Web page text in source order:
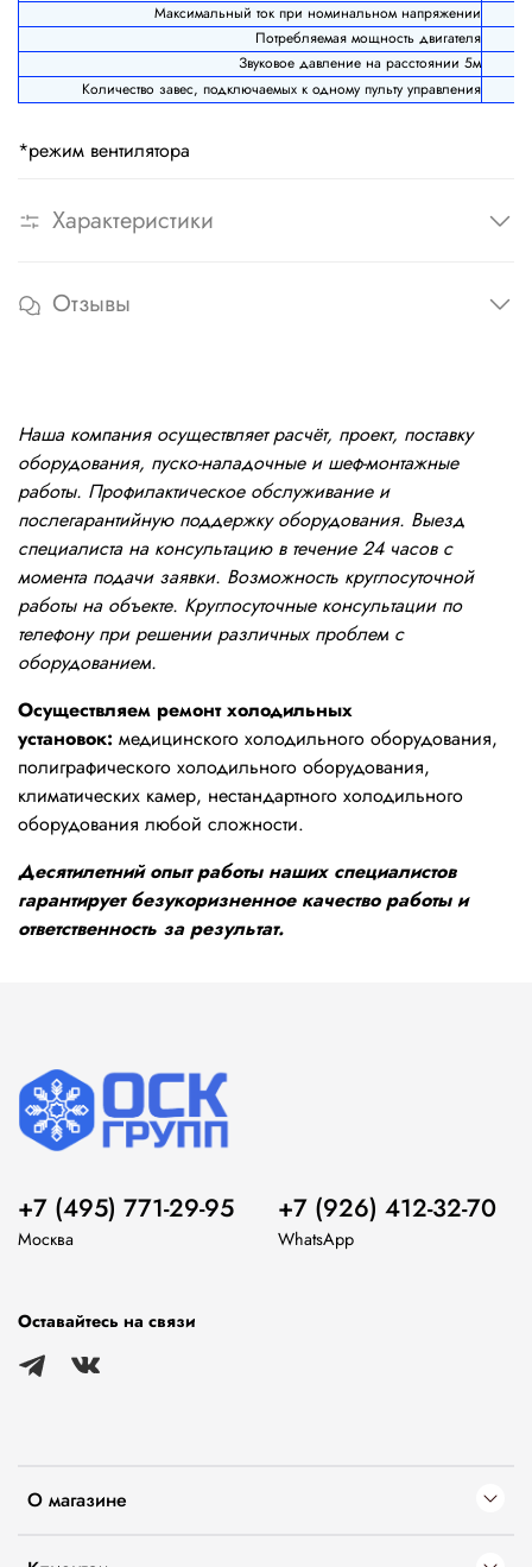
Максимальный ток при номинальном напряжении
Потребляемая мощность двигателя
Звуковое давление на расстоянии 5м
Количество завес, подключаемых к одному пульту управления
*режим вентилятора
Характеристики
Отзывы
Наша компания осуществляет расчёт, проект, поставку
оборудования, пуско-наладочные и шеф-монтажные
работы. Профилактическое обслуживание и
послегарантийную поддержку оборудования. Выезд
специалиста на консультацию в течение 24 часов с
момента подачи заявки. Возможность круглосуточной
работы на объекте. Круглосуточные консультации по
телефону при решении различных проблем с
оборудованием.
Осуществляем ремонт холодильных
установок: медицинского холодильного оборудования,
полиграфического холодильного оборудования,
климатических камер, нестандартного холодильного
оборудования любой сложности.
Десятилетний опыт работы наших специалистов
гарантирует безукоризненное качество работы и
ответственность за результат.
О магазине
+7 (495) 771-29-95
Москва
+7 (926) 412-32-70
WhatsApp
Оставайтесь на связи